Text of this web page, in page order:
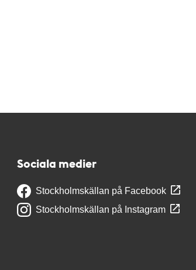
Sociala medier
Stockholmskällan på Facebook
Stockholmskällan på Instagram